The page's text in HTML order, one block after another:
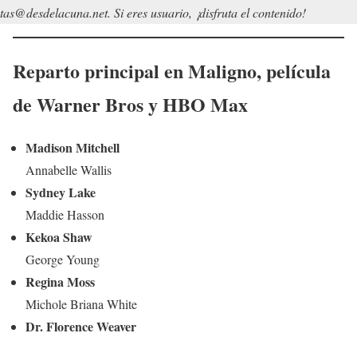
Si eres usuario, ¡disfruta el contenido!
Reparto principal enMaligno,película
de Warner Bros y HBO Max
Madison Mitchell
Annabelle Wallis
Sydney Lake
Maddie Hasson
Kekoa Shaw
George Young
Regina Moss
Michole Briana White
Dr. Florence Weaver